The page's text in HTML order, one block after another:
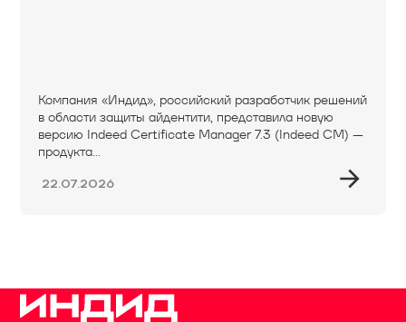
Компания «Индид», российский разработчик решений
в области защиты айдентити, представила новую
версию Indeed Certificate Manager 7.3 (Indeed CM) —
продукта...
22.07.2026